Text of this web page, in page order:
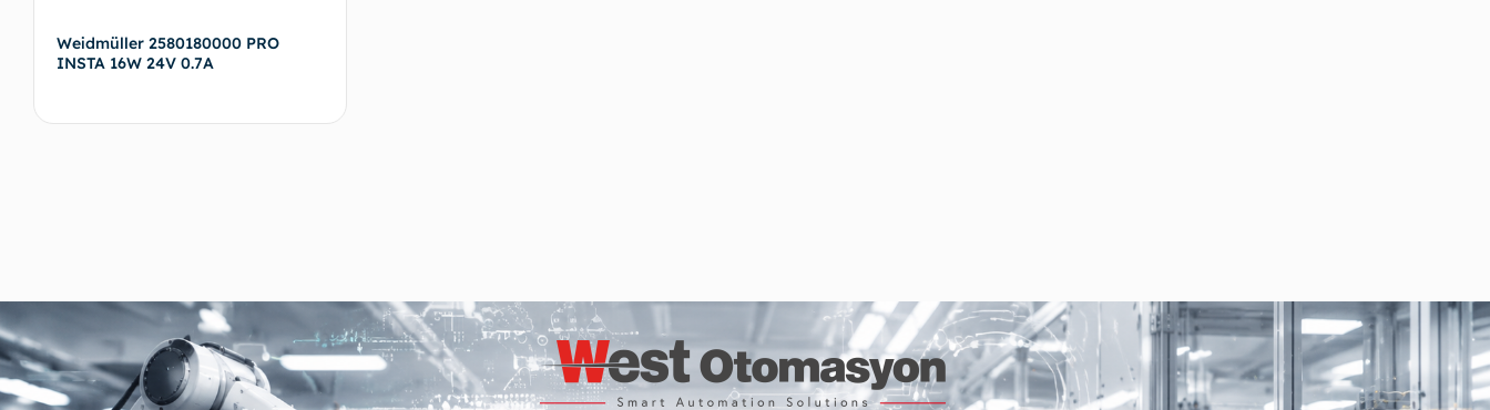
Weidmüller 2580180000 PRO
INSTA 16W 24V 0.7A